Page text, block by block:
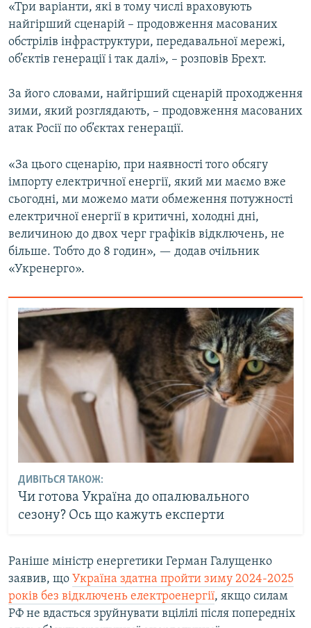
«Три варіанти, які в тому числі враховують
найгірший сценарій – продовження масованих
обстрілів інфраструктури, передавальної мережі,
об’єктів генерації і так далі», – розповів Брехт.
За його словами, найгірший сценарій проходження
зими, який розглядають, – продовження масованих
атак Росії по об’єктах генерації.
«За цього сценарію, при наявності того обсягу
імпорту електричної енергії, який ми маємо вже
сьогодні, ми можемо мати обмеження потужності
електричної енергії в критичні, холодні дні,
величиною до двох черг графіків відключень, не
більше. Тобто до 8 годин», — додав очільник
«Укренерго».
ДИВІТЬСЯ ТАКОЖ:
Чи готова Україна до опалювального
сезону? Ось що кажуть експерти
Раніше міністр енергетики Герман Галущенко
заявив, що Україна здатна пройти зиму 2024-2025
років без відключень електроенергії, якщо силам
РФ не вдасться зруйнувати вцілілі після попередніх